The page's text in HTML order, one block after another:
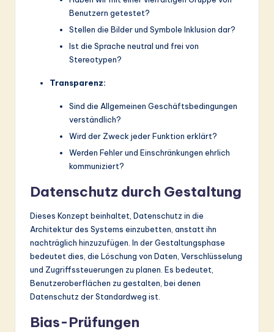
Benutzern getestet?
Stellen die Bilder und Symbole Inklusion dar?
Ist die Sprache neutral und frei von
Stereotypen?
Transparenz:
Sind die Allgemeinen Geschäftsbedingungen
verständlich?
Wird der Zweck jeder Funktion erklärt?
Werden Fehler und Einschränkungen ehrlich
kommuniziert?
Datenschutz durch Gestaltung
Dieses Konzept beinhaltet, Datenschutz in die
Architektur des Systems einzubetten, anstatt ihn
nachträglich hinzuzufügen. In der Gestaltungsphase
bedeutet dies, die Löschung von Daten, Verschlüsselung
und Zugriffssteuerungen zu planen. Es bedeutet,
Benutzeroberflächen zu gestalten, bei denen
Datenschutz der Standardweg ist.
Bias-Prüfungen